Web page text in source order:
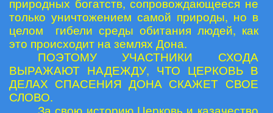
только уничтожением самой природы, но в
целом гибели среды обитания людей, как
это происходит на землях Дона.
ПОЭТОМУ УЧАСТНИКИ СХОДА
ВЫРАЖАЮТ НАДЕЖДУ, ЧТО ЦЕРКОВЬ В
ДЕЛАХ СПАСЕНИЯ ДОНА СКАЖЕТ СВОЕ
СЛОВО.